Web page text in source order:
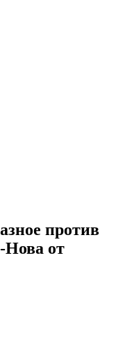
против
Нова от